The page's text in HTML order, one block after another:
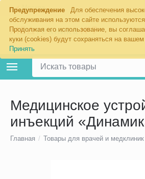
Предупреждение
Для обеспечения
обслуживания на этом сайте
Продолжая его использование, вы
куки (cookies) будут сохраняться на
Принять
Москва
Медицинское
инъекций
Главная / Товары для врачей и медклиник